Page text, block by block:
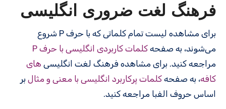
فرهنگ لغت ضروری انگلیسی
برای مشاهده لیست تمام کلماتی که با حرف P شروع
می‌شوند، به صفحه کلمات کاربردی انگلیسی با حرف P
مراجعه کنید. برای مشاهده فرهنگ لغت انگلیسی های
کافه، به صفحه کلمات پرکاربرد انگلیسی با معنی و مثال بر
اساس حروف الفبا مراجعه کنید.